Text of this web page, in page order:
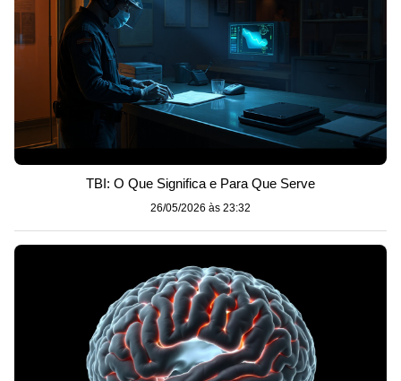
TBI: O Que Significa e Para Que Serve
26/05/2026 às 23:32